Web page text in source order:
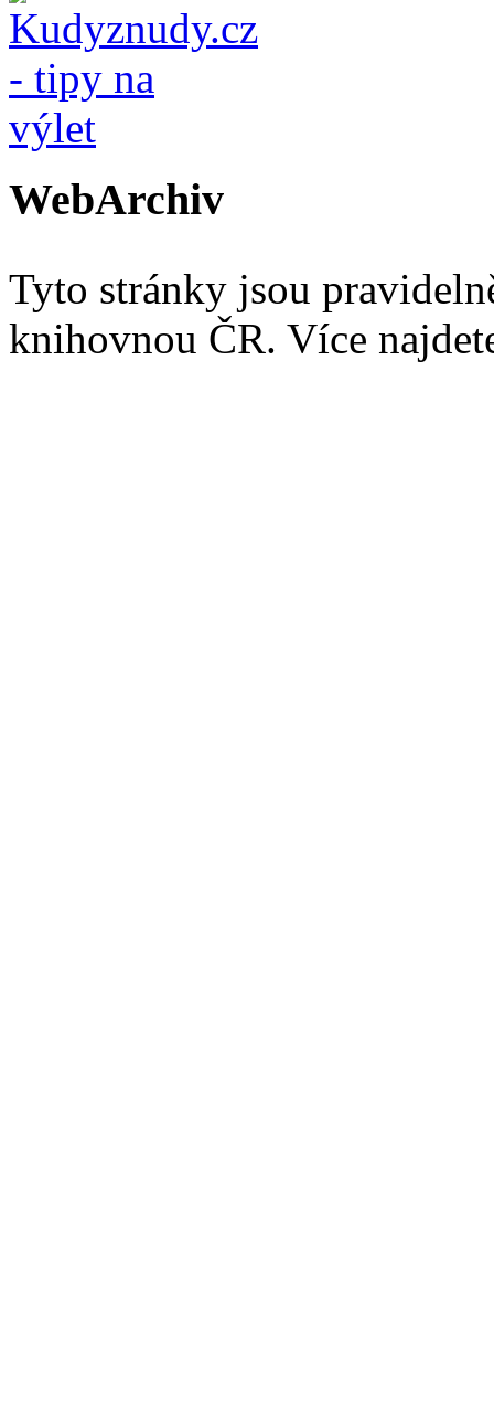
WebArchiv
Tyto stránky jsou
knihovnou ČR. Více